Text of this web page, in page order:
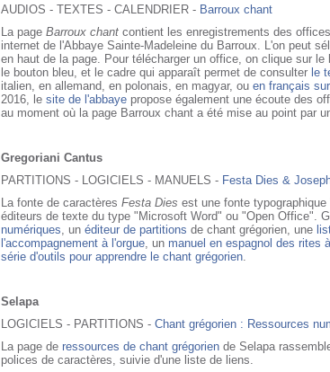
AUDIOS - TEXTES - CALENDRIER - Barroux chant
La page Barroux chant contient les enregistrements des
internet de l'Abbaye Sainte-Madeleine du Barroux. L'on peut
en haut de la page. Pour télécharger un office, on clique sur
le bouton bleu, et le cadre qui apparaît permet de consulter le
italien, en allemand, en polonais, en magyar, ou en français
2016, le site de l'abbaye propose également une écoute des
au moment où la page Barroux chant a été mise au point par
Gregoriani Cantus
PARTITIONS - LOGICIELS - MANUELS - Festa Dies &
La fonte de caractères Festa Dies est une fonte
éditeurs de texte du type "Microsoft Word" ou "Open Office".
numériques , un éditeur de partitions de chant grégorien, une
l'accompagnement à l'orgue , un manuel en espagnol des rites
série d'outils pour apprendre le chant grégorien
Selapa
LOGICIELS - PARTITIONS - Chant grégorien : Ressources
La page de ressources de chant grégorien de Selapa
polices de caractères, suivie d'une liste de liens.